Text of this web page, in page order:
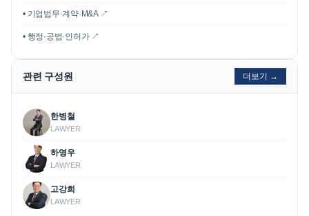
• 기업법무·계약·M&A ↗
• 행정·공법·인허가 ↗
관련 구성원 더보기 →
한병철
LAWYER
하영우
LAWYER
고강희
LAWYER